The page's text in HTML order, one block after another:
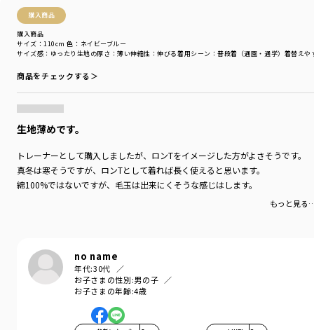
購入商品
購入商品
サイズ感 ：ゆったり 生地の厚さ ：薄い伸縮性 ：伸びる着用シーン ：普段着（通園・通学） 着替えや
サイズ：110cm 色：ネイビーブルー
商品をチェックする＞
生地薄めです。
トレーナーとして購入しましたが、ロンTをイメージした方がよさそうです。
真冬は寒そうですが、ロンTとして着れば長く使えると思います。
綿100%ではないですが、毛玉は出来にくそうな感じはします。
もっと見る
no name
年代:30代
お子さまの性別:男の子
お子さまの年齢:4歳
＃リンク＃リンクコーデ
＃ユニセックス
着用イメージ/カラー：オレンジ
サイズ：サイズ130
ブランド
シーズン
／
カテゴリ
／トップス
カラー
／ その他カラー
性別タイプ
GIRL
BOY
商品番号
／16-4104-001